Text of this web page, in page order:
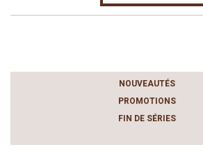
NOUVEAUTÉS
PROMOTIONS
FIN DE SÉRIES